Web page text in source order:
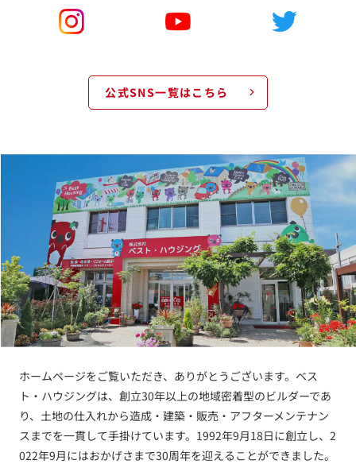
公式SNS一覧はこちら
ホームページをご覧いただき、ありがとうございます。ベス
ト・ハウジングは、創立30年以上の地域密着型のビルダーであ
り、土地の仕入れから造成・建築・販売・アフターメンテナン
スまでを一貫して手掛けています。1992年9月18日に創立し、2
022年9月にはおかげさまで30周年を迎えることができました。